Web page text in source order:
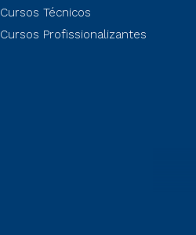
Cursos Técnicos
Cursos Profissionalizantes